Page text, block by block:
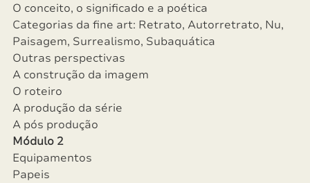
O conceito, o significado e a poética
Categorias da fine art: Retrato, Autorretrato, Nu,
Paisagem, Surrealismo, Subaquática
Outras perspectivas
A construção da imagem
O roteiro
A produção da série
A pós produção
Módulo 2
Equipamentos
Papeis